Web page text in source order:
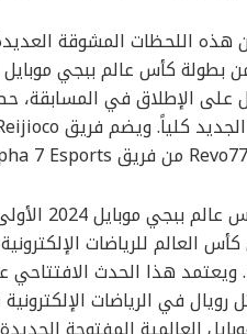
تُعد
العالم للرياضات
هذا الحدث الافتتاحي
رويال في الرياضات